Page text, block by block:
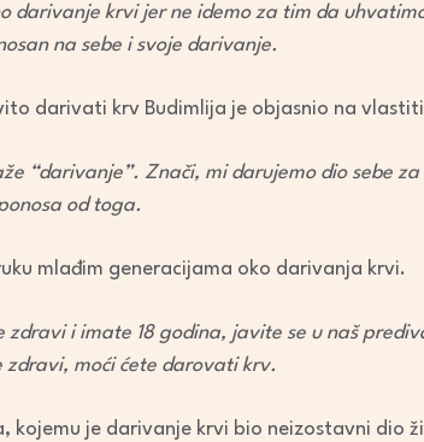
darivanje krvi jer ne idemo za tim da
na sebe i svoje darivanje.
darivati krv Budimlija je objasnio na vlastiti
“darivanje”. Znači, mi darujemo dio sebe
od toga.
mlađim generacijama oko darivanja krvi.
zdravi i imate 18 godina, javite se u naš
zdravi, moći ćete darovati krv.
kojemu je darivanje krvi bio neizostavni dio